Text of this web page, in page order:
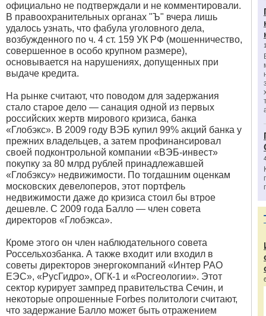
официально не подтверждали и не комментировали.
В правоохранительных органах "Ъ" вчера лишь
удалось узнать, что фабула уголовного дела,
возбужденного по ч. 4 ст. 159 УК РФ (мошенничество,
совершенное в особо крупном размере),
основывается на нарушениях, допущенных при
выдаче кредита.
На рынке считают, что поводом для задержания
стало старое дело — санация одной из первых
российских жертв мирового кризиса, банка
«Глобэкс». В 2009 году ВЭБ купил 99% акций банка у
прежних владельцев, а затем профинансировал
своей подконтрольной компании «ВЭБ-инвест»
покупку за 80 млрд рублей принадлежавшей
«Глобэксу» недвижимости. По тогдашним оценкам
московских девелоперов, этот портфель
недвижимости даже до кризиса стоил бы втрое
дешевле. С 2009 года Балло — член совета
директоров «Глобэкса».
Кроме этого он член наблюдательного совета
Россельхозбанка. А также входит или входил в
советы директоров энергокомпаний «Интер РАО
ЕЭС», «РусГидро», ОГК-1 и «Росгеологии». Этот
сектор курирует зампред правительства Сечин, и
некоторые опрошенные Forbes политологи считают,
что задержание Балло может быть отражением